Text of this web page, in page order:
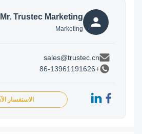
Mr. Trustec Marketing
Marketing
sales@trustec.cn
الاستفسار الآن